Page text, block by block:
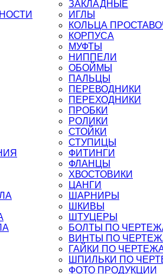
ЗАКЛАДНЫЕ
ИГЛЫ
КОЛЬЦА
КОРПУСА
МУФТЫ
НИППЕЛИ
ОБОЙМЫ
ПАЛЬЦЫ
ПЕРЕВОДНИКИ
ПЕРЕХОДНИКИ
ПРОБКИ
РОЛИКИ
СТОЙКИ
СТУПИЦЫ
ФИТИНГИ
ФЛАНЦЫ
ХВОСТОВИКИ
ЦАНГИ
ШАРНИРЫ
ШКИВЫ
ШТУЦЕРЫ
БОЛТЫ ПО
ВИНТЫ ПО
ГАЙКИ ПО
ШПИЛЬКИ ПО
ФОТО ПРОДУКЦИИ